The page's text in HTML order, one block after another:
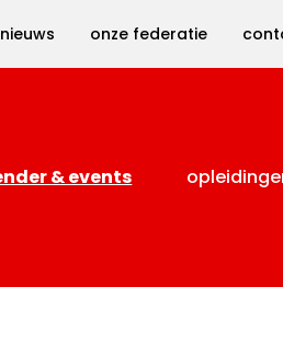
nieuws onze federatie
& events